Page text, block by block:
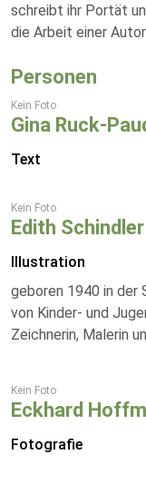
schreibt ihr Portät
die Arbeit einer
Personen
Kein Foto
Gina Ruck-
Text
Kein Foto
Edith Schindler
Illustration
geboren 1940 in der
von Kinder- und
Zeichnerin, Malerin
Kein Foto
Eckhard
Fotografie